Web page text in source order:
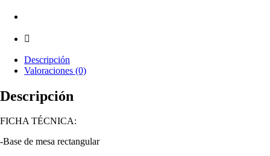
base
cms,
72
cms
Descripción
Valoraciones (0)
Descripción
FICHA TÉCNICA:
-Base de mesa rectangular